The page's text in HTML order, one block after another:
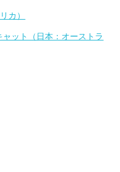
カ）
ャット（日本：オーストラ